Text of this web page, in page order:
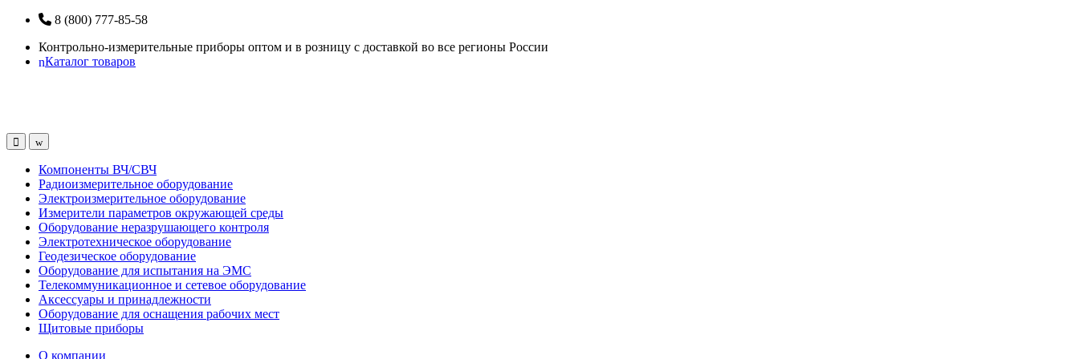
Перейти
навигации
Перейти
содержанию
8 (800) 777-85-58
Контрольно-измерительные приборы оптом и в розницу с доставкой во все регионы России
Каталог товаров
OpenClose
Компоненты ВЧ/СВЧ
Радиоизмерительное оборудование
Электроизмерительное оборудование
Измерители параметров окружающей среды
Оборудование неразрушающего контроля
Электротехническое оборудование
Геодезическое оборудование
Оборудование для испытания на ЭМС
Телекоммуникационное и сетевое оборудование
Аксессуары и принадлежности
Оборудование для оснащения рабочих мест
Щитовые приборы
О компании